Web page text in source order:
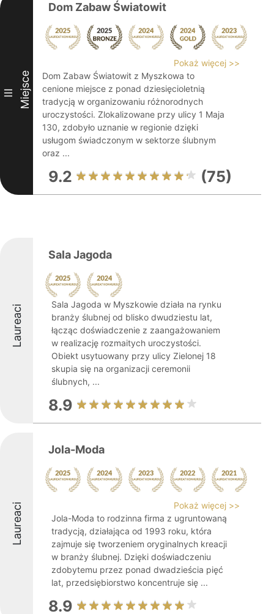
III Miejsce
Dom Zabaw Światowit
Pokaż więcej >>
Dom Zabaw Światowit z Myszkowa to
cenione miejsce z ponad dziesięcioletnią
tradycją w organizowaniu różnorodnych
uroczystości. Zlokalizowane przy ulicy 1 Maja
130, zdobyło uznanie w regionie dzięki
usługom świadczonym w sektorze ślubnym
oraz ...
9.2 (75)
Laureaci
Sala Jagoda
Sala Jagoda w Myszkowie działa na rynku
branży ślubnej od blisko dwudziestu lat,
łącząc doświadczenie z zaangażowaniem
w realizację rozmaitych uroczystości.
Obiekt usytuowany przy ulicy Zielonej 18
skupia się na organizacji ceremonii
ślubnych, ...
8.9
Laureaci
Jola-Moda
Pokaż więcej >>
Jola-Moda to rodzinna firma z ugruntowaną
tradycją, działająca od 1993 roku, która
zajmuje się tworzeniem oryginalnych kreacji
w branży ślubnej. Dzięki doświadczeniu
zdobytemu przez ponad dwadzieścia pięć
lat, przedsiębiorstwo koncentruje się ...
8.9